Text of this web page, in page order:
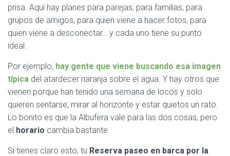
prisa. Aquí hay planes para parejas, para familias, para
grupos de amigos, para quien viene a hacer fotos, para
quien viene a desconectar… y cada uno tiene su punto
ideal.
Por ejemplo, hay gente que viene buscando esa imagen
típica del atardecer naranja sobre el agua. Y hay otros que
vienen porque han tenido una semana de locos y solo
quieren sentarse, mirar al horizonte y estar quietos un rato.
Lo bonito es que la Albufera vale para las dos cosas, pero
el horario cambia bastante.
Si tienes claro esto, tu Reserva paseo en barca por la